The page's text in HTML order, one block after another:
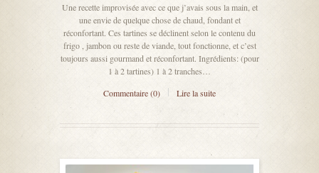
Une recette improvisée avec ce que j’avais sous la main, et
une envie de quelque chose de chaud, fondant et
réconfortant. Ces tartines se déclinent selon le contenu du
frigo , jambon ou reste de viande, tout fonctionne, et c’est
toujours aussi gourmand et réconfortant. Ingrédients: (pour
1 à 2 tartines) 1 à 2 tranches…
Commentaire (0)
Lire la suite